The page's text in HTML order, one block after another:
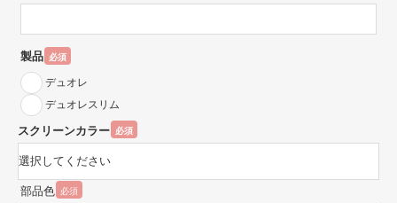
製品 必須
デュオレ
デュオレスリム
スクリーンカラー 必須
部品色 必須